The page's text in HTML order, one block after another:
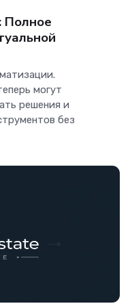
Полное
могут
решения и
без